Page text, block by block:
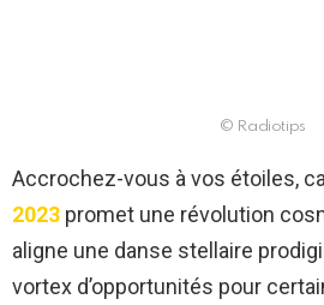
© Radiotips
Accrochez-vous à vos étoiles,
2023 promet une révolution
aligne une danse stellaire
vortex d’opportunités pour